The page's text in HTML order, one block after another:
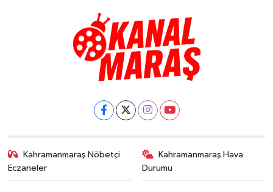
Kahramanmaraş Nöbetçi
Eczaneler
Kahramanmaraş Hava
Durumu